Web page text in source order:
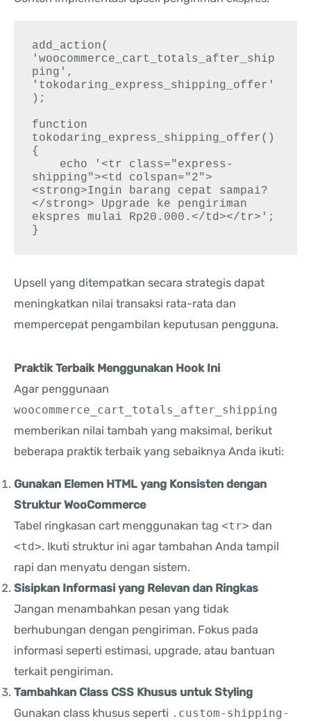
add_action(
'woocommerce_cart_totals_after_ship
ping',
'tokodaring_express_shipping_offer'
);
function
tokodaring_express_shipping_offer()
{
shipping"><td colspan="2">
<strong>Ingin barang cepat sampai?
</strong> Upgrade ke pengiriman
ekspres mulai Rp20.000.</td></tr>';
Upsell yang ditempatkan secara strategis dapat
meningkatkan nilai transaksi rata-rata dan
mempercepat pengambilan keputusan pengguna.
Praktik Terbaik Menggunakan Hook Ini
Agar penggunaan
woocommerce_cart_totals_after_shipping
memberikan nilai tambah yang maksimal, berikut
beberapa praktik terbaik yang sebaiknya Anda ikuti:
Gunakan Elemen HTML yang Konsisten dengan
Struktur WooCommerce
Tabel ringkasan cart menggunakan tag <tr> dan
<td>. Ikuti struktur ini agar tambahan Anda tampil
rapi dan menyatu dengan sistem.
Sisipkan Informasi yang Relevan dan Ringkas
Jangan menambahkan pesan yang tidak
berhubungan dengan pengiriman. Fokus pada
informasi seperti estimasi, upgrade, atau bantuan
terkait pengiriman.
Tambahkan Class CSS Khusus untuk Styling
Gunakan class khusus seperti .custom-shipping-